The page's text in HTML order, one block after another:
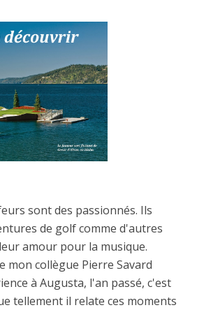
sont des passionnés. Ils
de golf comme d'autres
amour pour la musique.
mon collègue Pierre Savard
à Augusta, l'an passé, c'est
tellement il relate ces moments